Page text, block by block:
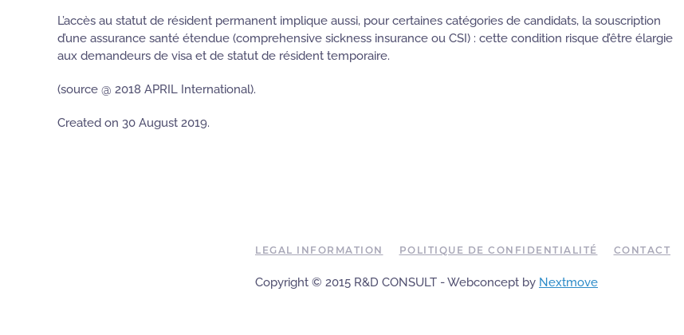
L’accès au statut de résident permanent implique aussi, pour certaines catégories de candidats, la souscription
d’une assurance santé étendue (comprehensive sickness insurance ou CSI) : cette condition risque d’être élargie
aux demandeurs de visa et de statut de résident temporaire.
(source @ 2018 APRIL International).
Created on 30 August 2019.
LEGAL INFORMATION POLITIQUE DE CONFIDENTIALITÉ CONTACT
Copyright © 2015 R&D CONSULT - Webconcept by Nextmove